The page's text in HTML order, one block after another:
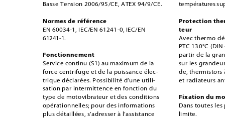
températures
Protection
teur
Avec thermo
PTC 130°C
partir de la
sur les
de, thermistors
et radiateurs
Fixation du
Dans toutes
limite.
Basse Tension 2006/95/CE, ATEX 94/9/CE.
Normes de référence
EN 60034-1, IEC/EN 61241-0, IEC/EN
61241-1.
Fonctionnement
Service continu (S1) au maximum de la
force centrifuge et de la puissance élec-
trique déclarées. Possibilité d’une utili-
sation par intermittence en fonction du
type de motovibrateur et des conditions
opérationnelles; pour des informations
plus détaillées, s’adresser à l’assistance